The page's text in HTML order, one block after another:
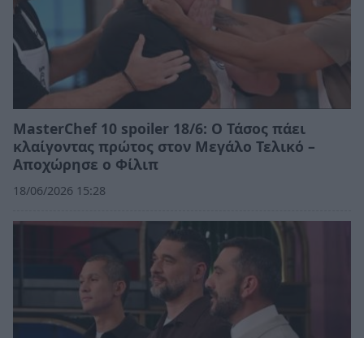
MasterChef 10 spoiler 18/6: Ο Τάσος πάει
κλαίγοντας πρώτος στον Μεγάλο Τελικό –
Αποχώρησε ο Φίλιπ
18/06/2026 15:28